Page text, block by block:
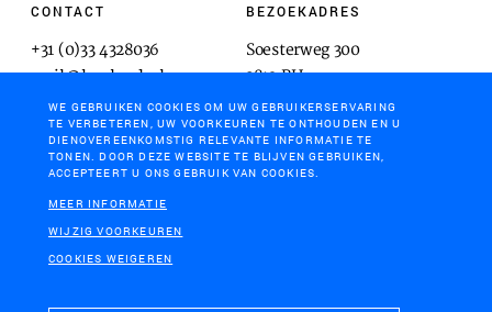
CONTACT
+31 (0)33 4328036
mail@hnsland.nl
BEZOEKADRES
Soesterweg 300
3812 BH
Amersfoort
POSTADRES
Postbus 1603
3800 BP
Amersfoort
WE GEBRUIKEN COOKIES OM UW GEBRUIKERSERVARING
TE VERBETEREN, UW VOORKEUREN TE ONTHOUDEN EN U
DIENOVEREENKOMSTIG RELEVANTE INFORMATIE TE
TONEN. DOOR DEZE WEBSITE TE BLIJVEN GEBRUIKEN,
ACCEPTEERT U ONS GEBRUIK VAN COOKIES.
MEER INFORMATIE
WIJZIG VOORKEUREN
COOKIES WEIGEREN